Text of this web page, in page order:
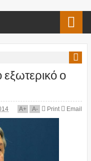
ο
A+ A- Print Email